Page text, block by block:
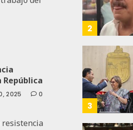
República
2025
0
resistencia
2
3